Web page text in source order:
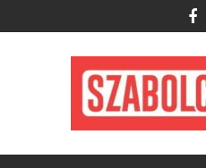
to